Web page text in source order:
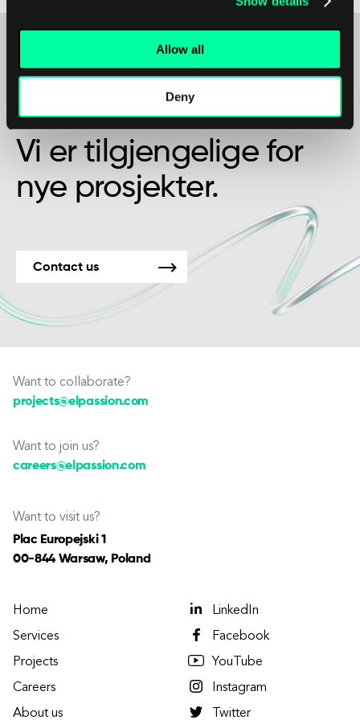
Allow all
Deny
Kanskje det er begynnelsen på et vakkert
vennskap?
Vi er tilgjengelige for
nye prosjekter.
Contact us
Want to collaborate?
projects@elpassion.com
Want to join us?
careers@elpassion.com
Want to visit us?
Plac Europejski 1
00-844 Warsaw, Poland
Home
Services
Projects
Careers
About us
LinkedIn
Facebook
YouTube
Instagram
Twitter